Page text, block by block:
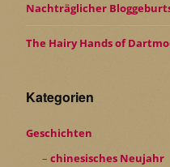
Nachträglicher
The Hairy Hands of
Kategorien
Geschichten
chinesisches Neujahr